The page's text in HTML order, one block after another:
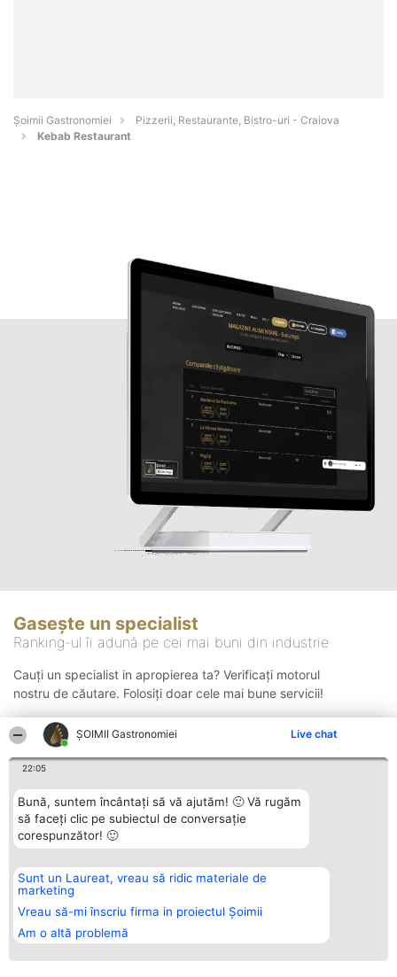
ȘOIMII Gastronomiei Live chat
22:05
Bună, suntem încântați să vă ajutăm! 🙂 Vă rugăm
să faceți clic pe subiectul de conversație
corespunzător! 🙂
Sunt un Laureat, vreau să ridic materiale de
marketing
Vreau să-mi înscriu firma in proiectul Șoimii
Am o altă problemă
Șoimii Gastronomiei
Pizzerii, Restaurante, Bistro-uri - Craiova
Kebab Restaurant
Gasește un specialist
Ranking-ul îi adună pe cei mai buni din industrie
Cauți un specialist in apropierea ta? Verificați motorul
nostru de căutare. Folosiți doar cele mai bune servicii!
Organizator Ranking
BRIGHT SOLUTIONS BR SRL
Aleea Timisul De Sus 2 Bl. A30
Sc. A Et. 4 Ap. 13 Cod 061952
București
CUI 36737675
Plebiscyt
Lista Tuturor
Laureaților
Statut
Contact